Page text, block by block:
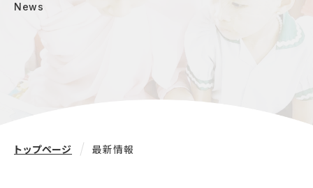
News
トップページ 最新情報